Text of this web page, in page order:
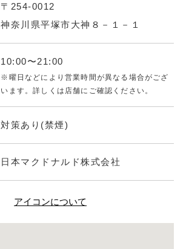
〒254-0012
神奈川県平塚市大神８－１－１
10:00〜21:00
※曜日などにより営業時間が異なる場合がござ
います。詳しくは店舗にご確認ください。
対策あり(禁煙)
日本マクドナルド株式会社
アイコンについて